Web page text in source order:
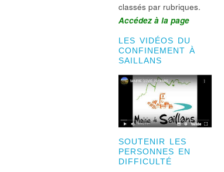
classés par rubriques.
Accédez à la page
LES VIDÉOS DU
CONFINEMENT À
SAILLANS
SOUTENIR LES
PERSONNES EN
DIFFICULTÉ